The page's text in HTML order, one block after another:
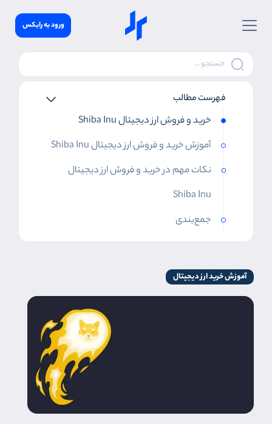
ورود به رابکس
فهرست مطالب
خرید و فروش ارز دیجیتال Shiba Inu
آموزش خرید و فروش ارز دیجیتال Shiba Inu
نکات مهم در خرید و فروش ارز دیجیتال
Shiba Inu
جمع‌بندی
آموزش خرید ارز دیجیتال